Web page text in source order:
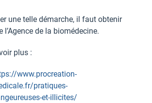
une telle démarche, il faut obtenir
l’Agence de la biomédecine.
plus :
www.procreation-
pratiques-
et-illicites/